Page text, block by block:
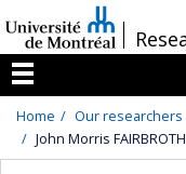
au
contenu
/
Menu
Home Our researchers
John Morris